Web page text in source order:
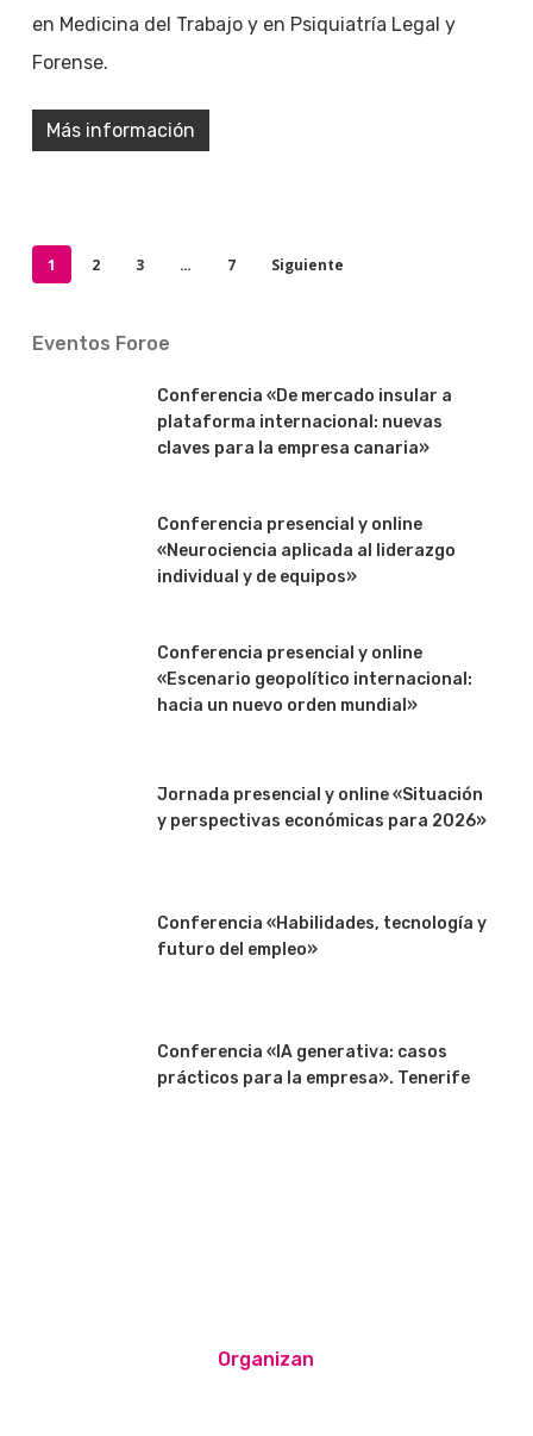
en Medicina del Trabajo y en Psiquiatría Legal y
Forense.
Más información
1 2 3 … 7 Siguiente
Eventos Foroe
Conferencia «De mercado insular a
plataforma internacional: nuevas
claves para la empresa canaria»
Conferencia presencial y online
«Neurociencia aplicada al liderazgo
individual y de equipos»
Conferencia presencial y online
«Escenario geopolítico internacional:
hacia un nuevo orden mundial»
Jornada presencial y online «Situación
y perspectivas económicas para 2026»
Conferencia «Habilidades, tecnología y
futuro del empleo»
Conferencia «IA generativa: casos
prácticos para la empresa». Tenerife
Organizan